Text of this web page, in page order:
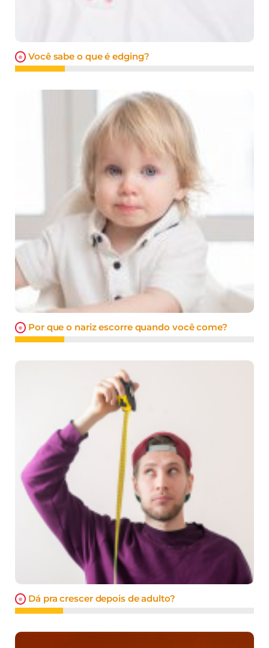
Você sabe o que é edging?
Por que o nariz escorre quando você come?
Dá pra crescer depois de adulto?